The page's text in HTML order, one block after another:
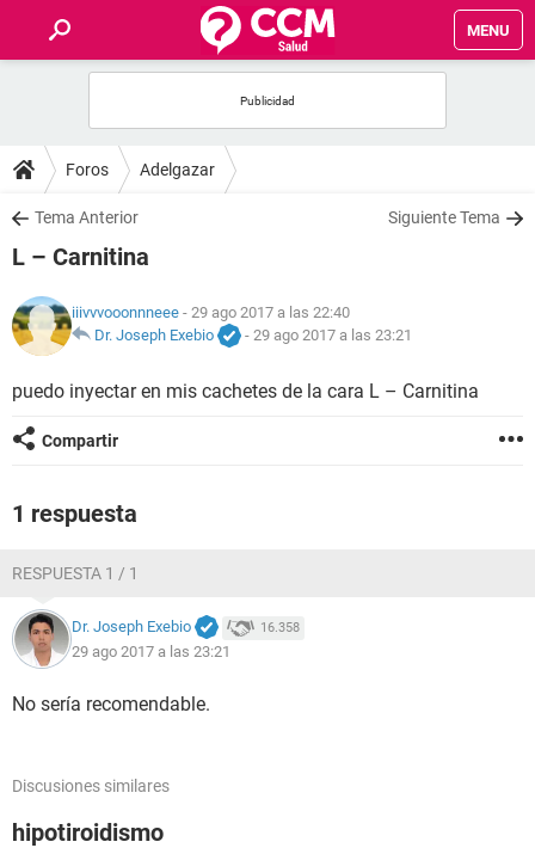
MENU
FOROS
SALUD
NUTRICIÓN
BIENESTAR
SEXUALIDAD
GLOSARIO
Foros Adelgazar
Tema Anterior Siguiente Tema
L – Carnitina
iiivvvooonnneee - 29 ago 2017 a las 22:40
Dr. Joseph Exebio
- 29 ago 2017 a las 23:21
puedo inyectar en mis cachetes de la cara L – Carnitina
Compartir
1 respuesta
RESPUESTA 1 / 1
Dr. Joseph Exebio 16.358
29 ago 2017 a las 23:21
No sería recomendable.
Discusiones similares
hipotiroidismo